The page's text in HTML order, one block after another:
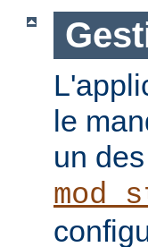
le
un